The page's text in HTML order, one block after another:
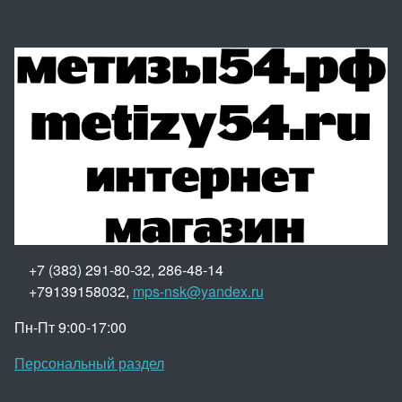
+7 (383) 291-80-32, 286-48-14
+79139158032, mps-nsk@yandex.ru
Пн-Пт 9:00-17:00
Персональный раздел